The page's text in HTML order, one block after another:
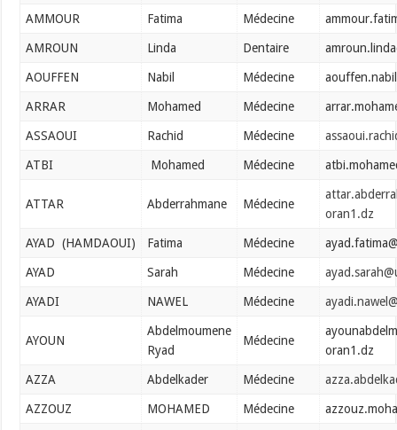
AMMOUR Fatima Médecine
AMROUN Linda Dentaire
AOUFFEN Nabil Médecine
ARRAR Mohamed Médecine
ASSAOUI Rachid Médecine
ATBI Mohamed Médecine
ATTAR Abderrahmane Médecine
oran1.dz
AYAD (HAMDAOUI) Fatima Médecine
AYAD Sarah Médecine
AYADI NAWEL Médecine
AYOUN
Abdelmoumene
Ryad
Médecine
oran1.dz
AZZA Abdelkader Médecine
AZZOUZ MOHAMED Médecine